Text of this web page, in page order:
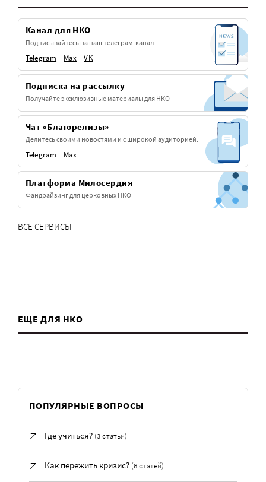
Канал для НКО
Подписывайтесь на наш телеграм-канал
Telegram Max VK
Подписка на рассылку
Получайте эксклюзивные материалы для НКО
Чат «Благорелизы»
Делитесь своими новостями и с широкой аудиторией.
Telegram Max
Платформа Милосердия
Фандрайзинг для церковных НКО
ВСЕ СЕРВИСЫ
ЕЩЕ ДЛЯ НКО
ПОПУЛЯРНЫЕ ВОПРОСЫ
Где учиться? (3 статьи)
Как пережить кризис? (6 статей)